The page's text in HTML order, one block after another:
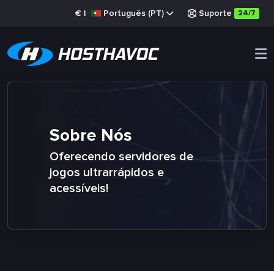
€ | Português (PT) Suporte 24/7
Sobre Nós
Oferecendo servidores de
jogos ultrarrápidos e
acessíveis!